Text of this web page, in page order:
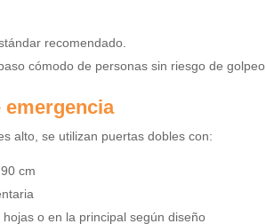
recomendado.
cómodo de personas sin riesgo de golpeo.
emergencia
alto, se utilizan puertas dobles con:
cm
o en la principal según diseño